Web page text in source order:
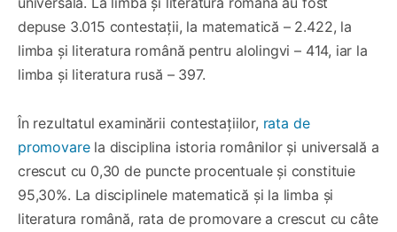
depuse 3.015 contestații, la matematică – 2.422, la
limba și literatura română pentru alolingvi – 414, iar la
limba și literatura rusă – 397.
În rezultatul examinării contestațiilor, rata de
promovarela disciplina istoria românilor și universală a
crescut cu 0,30 de puncte procentuale și constituie
95,30%. La disciplinele matematică și la limba și
literatura română, rata de promovare a crescut cu câte